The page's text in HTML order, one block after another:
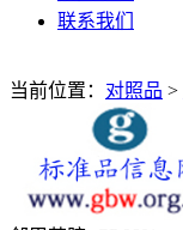
联系我们
当前位置： 对照品 >